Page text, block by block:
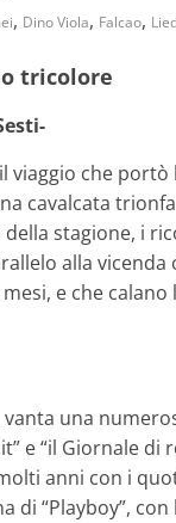
, Dino Viola, Falcao,
tricolore
viaggio che
cavalcata
stagione, i
alla
e che
una
e “il Giornale
anni con i
di “Playboy”,